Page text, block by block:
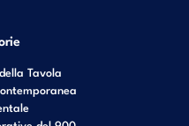
Tavola